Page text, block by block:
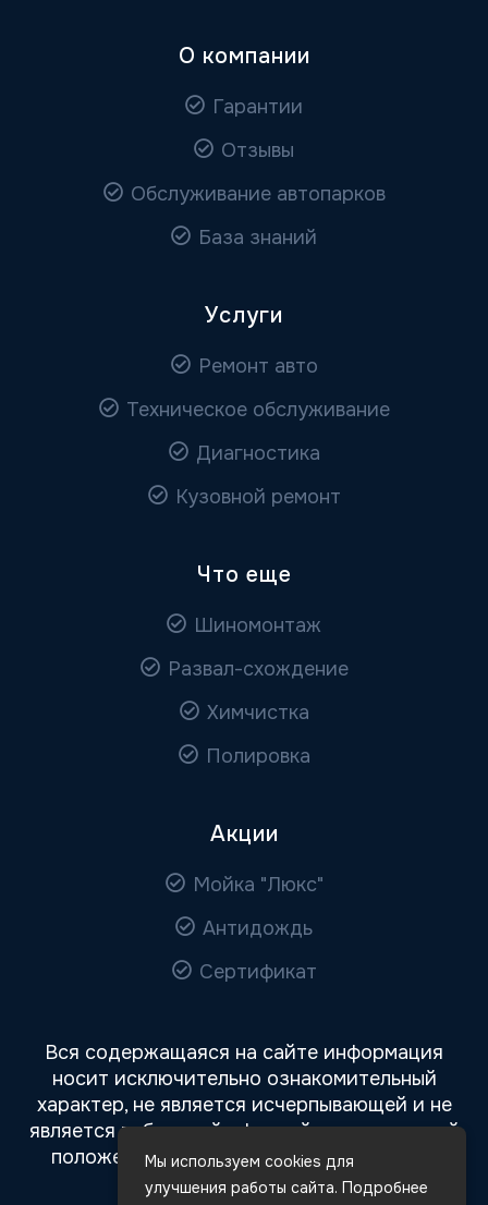
О компании
Гарантии
Отзывы
Обслуживание автопарков
База знаний
Услуги
Ремонт авто
Техническое обслуживание
Диагностика
Кузовной ремонт
Что еще
Шиномонтаж
Развал-схождение
Химчистка
Полировка
Акции
Мойка "Люкс"
Антидождь
Сертификат
Вся содержащаяся на сайте информация
носит исключительно ознакомительный
характер, не является исчерпывающей и не
является публичной офертой, определяемой
положениями статьи 437 Гражданского
кодекса РФ.
Мы используем cookies для
улучшения работы сайта. Подробнее